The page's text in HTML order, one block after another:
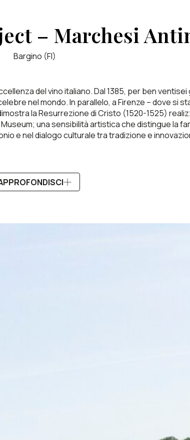
– Marchesi
Bargino (FI)
del vino italiano. Dal 1385, per ben
nel mondo. In parallelo, a Firenze – dove si
la Resurrezione di Cristo (1520-1525)
una sensibilità artistica che distingue la
e nel dialogo culturale tra tradizione e